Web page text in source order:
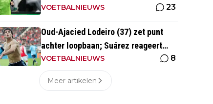
contract bij nieuwe club'
VOETBALNIEUWS 23
Oud-Ajacied Lodeiro (37) zet punt
achter loopbaan; Suárez reageert
emotioneel
VOETBALNIEUWS 8
Meer artikelen